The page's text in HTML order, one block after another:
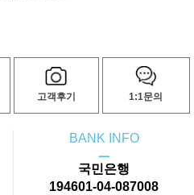
고객후기 1:1문의
BANK INFO
ㅡ
국민은행
194601-04-087008